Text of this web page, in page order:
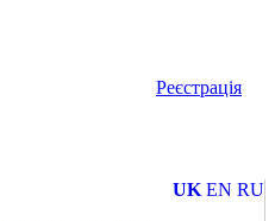
Реєстрація
UK EN RU